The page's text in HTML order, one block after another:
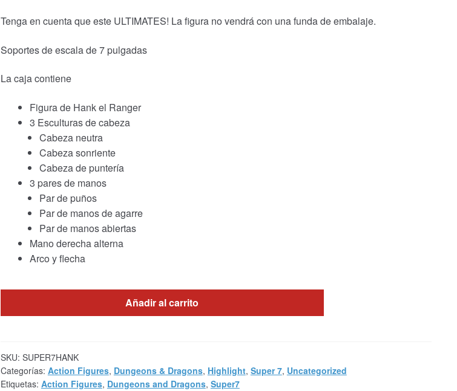
Tenga en cuenta que este ULTIMATES! La figura no vendrá con una funda de embalaje.
Soportes de escala de 7 pulgadas
La caja contiene
Figura de Hank el Ranger
3 Esculturas de cabeza
Cabeza neutra
Cabeza sonriente
Cabeza de puntería
3 pares de manos
Par de puños
Par de manos de agarre
Par de manos abiertas
Mano derecha alterna
Arco y flecha
Añadir al carrito
SKU: SUPER7HANK
Categorías: Action Figures, Dungeons & Dragons, Highlight, Super 7, Uncategorized
Etiquetas: Action Figures, Dungeons and Dragons, Super7